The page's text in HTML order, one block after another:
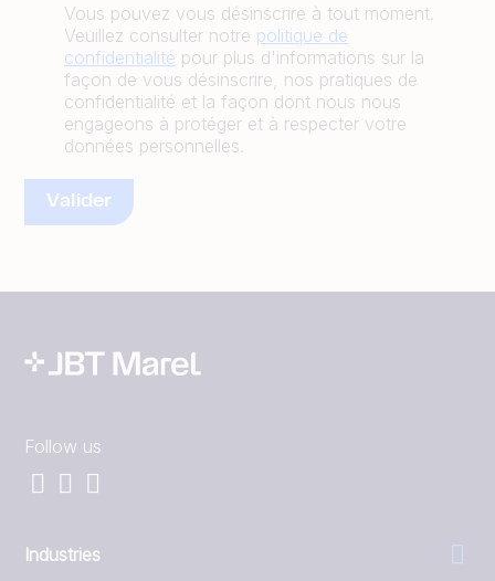
Vous pouvez vous désinscrire à tout moment.
Veuillez consulter notre politique de
confidentialité pour plus d'informations sur la
façon de vous désinscrire, nos pratiques de
confidentialité et la façon dont nous nous
engageons à protéger et à respecter votre
données personnelles.
Follow us
Industries